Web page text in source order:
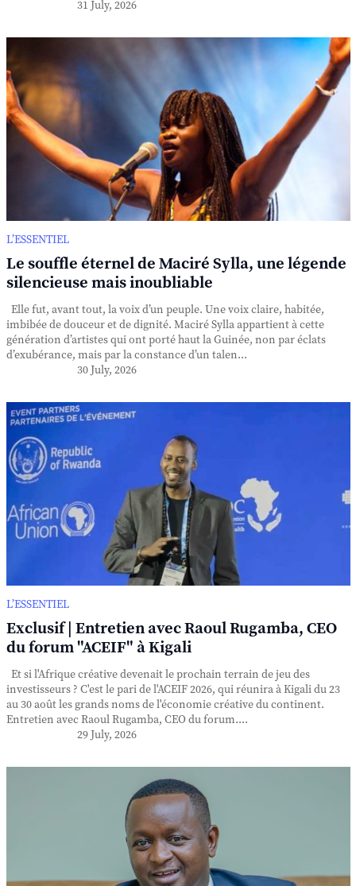
31 July, 2026
L’ESSENTIEL
Le souffle éternel de Maciré Sylla, une légende
silencieuse mais inoubliable
Elle fut, avant tout, la voix d’un peuple. Une voix claire, habitée,
imbibée de douceur et de dignité. Maciré Sylla appartient à cette
génération d’artistes qui ont porté haut la Guinée, non par éclats
d’exubérance, mais par la constance d’un talen...
30 July, 2026
L’ESSENTIEL
Exclusif | Entretien avec Raoul Rugamba, CEO
du forum "ACEIF" à Kigali
Et si l'Afrique créative devenait le prochain terrain de jeu des
investisseurs ? C'est le pari de l'ACEIF 2026, qui réunira à Kigali du 23
au 30 août les grands noms de l'économie créative du continent.
Entretien avec Raoul Rugamba, CEO du forum....
29 July, 2026